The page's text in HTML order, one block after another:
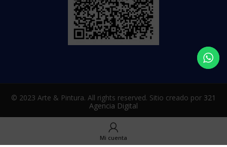
© 2023 Arte & Pintura. All rights reserved. Sitio creado por 321
Agencia Digital
Mi cuenta